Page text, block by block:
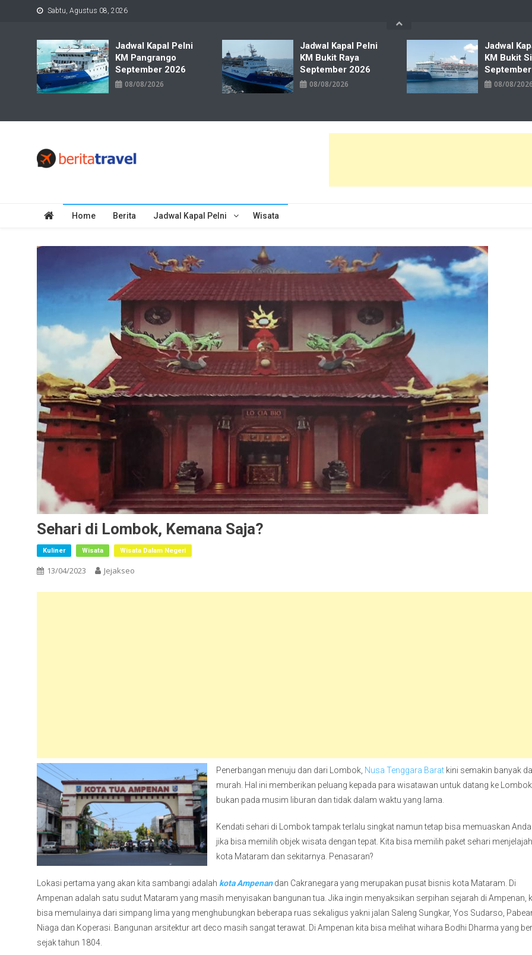
Sabtu, Agustus 08, 2026
Jadwal Kapal Pelni
KM Pangrango
September 2026
08/08/2026
Jadwal Kapal Pelni
KM Bukit Raya
September 2026
08/08/2026
Jadwal
KM Bukit
08/08/
Home Berita Jadwal Kapal Pelni Wisata
Sehari di Lombok, Kemana Saja?
Kuliner Wisata Wisata Dalam Negeri
13/04/2023 Jejakseo
Penerbangan menuju dan dari Lombok, Nusa Tenggara Barat kini semakin banyak
murah. Hal ini memberikan peluang kepada para wisatawan untuk datang ke Lombok
bukan pada musim liburan dan tidak dalam waktu yang lama.
Kendati sehari di Lombok tampak terlalu singkat namun tetap bisa memuaskan Anda
jika bisa memilih objek wisata dengan tepat. Kita bisa memilih paket sehari
kota Mataram dan sekitarnya. Penasaran?
Lokasi pertama yang akan kita sambangi adalah kota Ampenandan Cakranegara yang merupakan pusat bisnis kota Mataram. Di
Ampenan adalah satu sudut Mataram yang masih menyisakan bangunan tua. Jika ingin menyaksikan serpihan sejarah di Ampenan,
bisa memulainya dari simpang lima yang menghubungkan beberapa ruas sekaligus yakni jalan Saleng Sungkar, Yos Sudarso,
Niaga dan Koperasi. Bangunan arsitektur art deco masih sangat terawat. Di Ampenan kita bisa melihat wihara Bodhi Dharma yang
sejak tahun 1804.